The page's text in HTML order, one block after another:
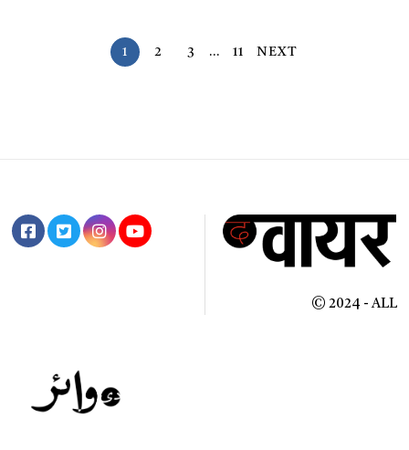
1 2 3 … 11 NEXT
© 2024 - ALL